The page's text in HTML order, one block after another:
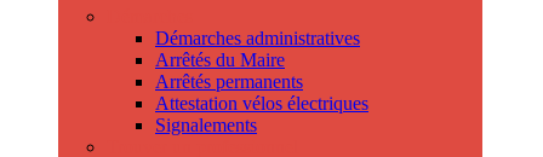
Démarches administratives
Arrêtés du Maire
Arrêtés permanents
Attestation vélos électriques
Signalements